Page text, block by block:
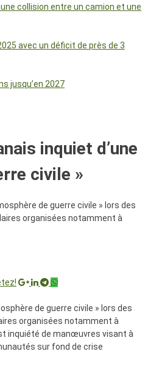
collision entre un camion et une
avec un déficit de près de 3
jusqu’en 2027
inquiet d’une
civile »
de guerre civile » lors des
organisées notamment à
de guerre civile » lors des
organisées notamment à
inquiété de manœuvres visant à
sur fond de crise